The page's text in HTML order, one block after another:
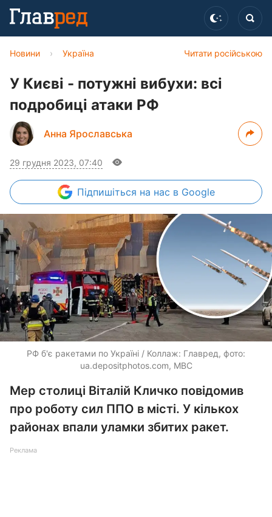
Читати російською
Новини › Україна
У Києві - потужні вибухи: всі
подробиці атаки РФ
Анна Ярославська
29 грудня 2023, 07:40
Підпишіться на нас в Google
РФ б'є ракетами по Україні / Коллаж: Главред, фото:
ua.depositphotos.com, МВС
Мер столиці Віталій Кличко повідомив
про роботу сил ППО в місті. У кількох
районах впали уламки збитих ракет.
Реклама